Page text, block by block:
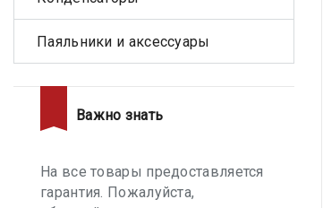
Паяльники и аксессуары
Важно знать
На все товары предоставляется
гарантия. Пожалуйста,